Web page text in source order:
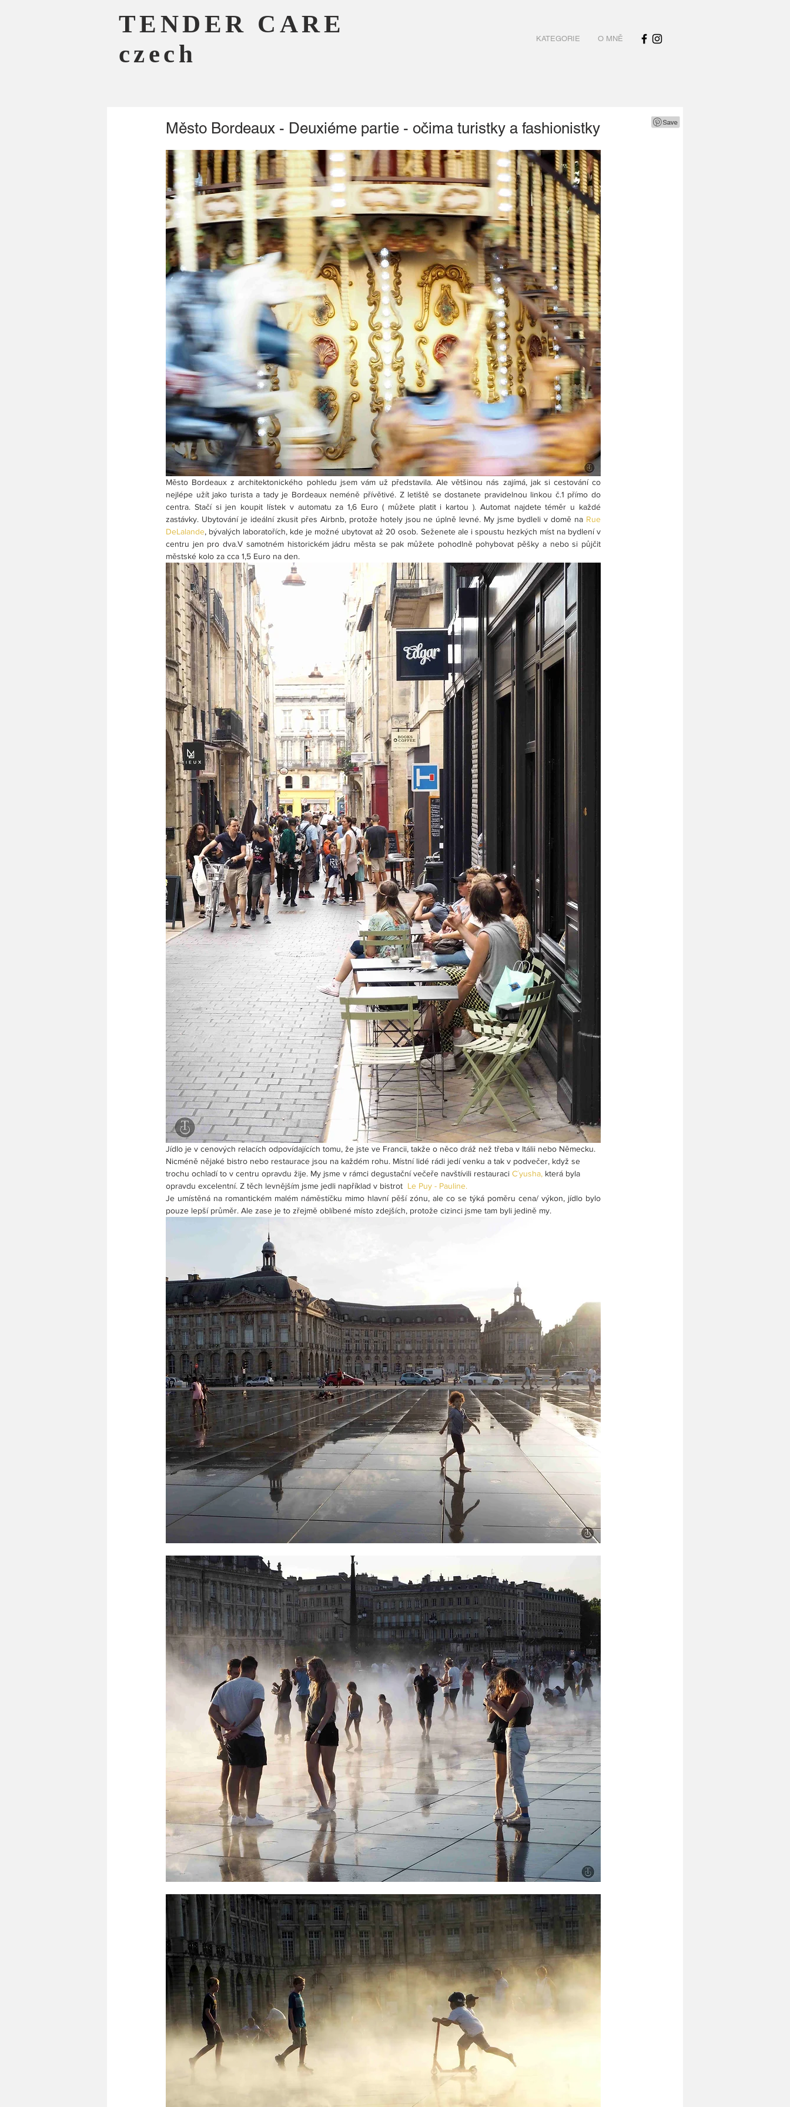
TENDER CARE
czech
KATEGORIE O MNĚ
Město Bordeaux - Deuxiéme partie - očima turistky a fashionistky
Město Bordeaux z architektonického pohledu jsem vám už představila. Ale většinou nás zajímá, jak si cestování co
nejlépe užít jako turista a tady je Bordeaux neméně přívětivé. Z letiště se dostanete pravidelnou linkou č.1 přímo do
centra. Stačí si jen koupit lístek v automatu za 1,6 Euro ( můžete platit i kartou ). Automat najdete téměr u každé
zastávky. Ubytování je ideální zkusit přes Airbnb, protože hotely jsou ne úplně levné. My jsme bydleli v domě na Rue
DeLalande, bývalých laboratořích, kde je možné ubytovat až 20 osob. Seženete ale i spoustu hezkých míst na bydlení v
centru jen pro dva.V samotném historickém jádru města se pak můžete pohodlně pohybovat pěšky a nebo si půjčit
městské kolo za cca 1,5 Euro na den.
Jídlo je v cenových relacích odpovídajících tomu, že jste ve Francii, takže o něco dráž než třeba v Itálii nebo Německu.
Nicméně nějaké bistro nebo restaurace jsou na každém rohu. Místní lidé rádi jedí venku a tak v podvečer, když se
trochu ochladí to v centru opravdu žije. My jsme v rámci degustační večeře navštívili restauraci C´yusha, která byla
opravdu excelentní. Z těch levnějším jsme jedli například v bistrot Le Puy - Pauline.
Je umístěná na romantickém malém náměstíčku mimo hlavní pěší zónu, ale co se týká poměru cena/ výkon, jídlo bylo
pouze lepší průměr. Ale zase je to zřejmě oblíbené místo zdejších, protože cizinci jsme tam byli jedině my.